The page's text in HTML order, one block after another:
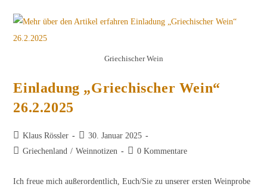
Griechischer Wein
Einladung „Griechischer Wein“
26.2.2025
Beitrags-
Autor:
Klaus Rössler
Beitrag
veröffentlicht:
30. Januar 2025
Beitrags-
Griechenland / Weinnotizen
Beitrags-
0 Kommentare
Ich freue mich außerordentlich, Euch/Sie zu unserer ersten Weinprobe